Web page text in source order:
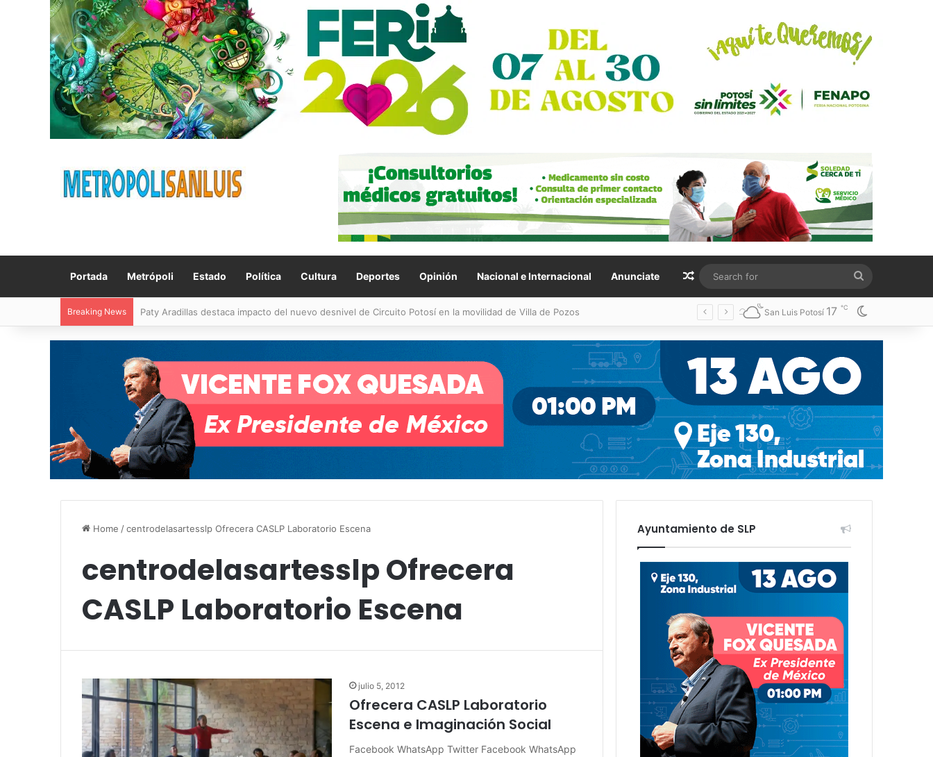
Portada Metrópoli Estado Política Cultura Deportes Opinión Nacional e Internacional Anunciate Random Article
for
Breaking News Villa de Pozos reporta reducción del 50 % en incendios forestales y de pastizales San Luis Potosí 17 ℃
Home /centrodelasartesslp Ofrecera CASLP Laboratorio Escena
centrodelasartesslp Ofrecera
CASLP Laboratorio Escena
julio 5, 2012
Ofrecera CASLP Laboratorio
Escena e Imaginación Social
Facebook WhatsApp Twitter Facebook WhatsApp
Ayuntamiento de SLP